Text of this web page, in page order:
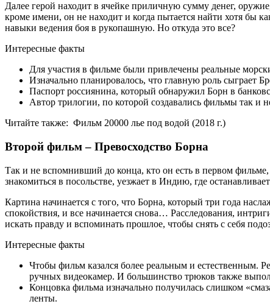
Далее герой находит в ячейке приличную сумму денег,
кроме имени, он не находит и когда пытается найти хотя бы
навыки ведения боя в рукопашную. Но откуда это все?
Интересные факты
Для участия в фильме были привлечены реальные
Изначально планировалось, что главную роль сыграет
Паспорт россиянина, который обнаружил Борн в
Автор трилогии, по которой создавались фильмы так
Читайте также: Фильм 20000 лье под водой (2018 г.)
Второй фильм – Превосходство Борна
Так и не вспомнивший до конца, кто он есть в первом
знакомиться в посольстве, уезжает в Индию, где
Картина начинается с того, что Борна, который три года
спокойствия, и все начинается снова… Расследования,
искать правду и вспоминать прошлое, чтобы снять с себя
Интересные факты
Чтобы фильм казался более реальным и естественным.
ручных видеокамер. И большинство трюков также
Концовка фильма изначально получилась слишком
ленты.